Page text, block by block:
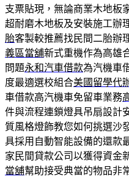
支票貼現，無論商業木地板
超耐磨木地板及安裝施工辦
胎客製較推薦找民間二胎辦
義區當舖新式重機作為高雄
問題永和汽車借款為汽機車
度最適選校組合美國留學代
車借款高汽機車免留車業務
件與流程連鎖燈具吊扇設計
質風格燈飾教您如何挑選沙
具採用自動智能設備的還款
家民間貸款公司以獲得資金
當舖幫助接受典當的物品非